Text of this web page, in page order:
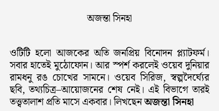
অজন্তা সিনহা
ওটিটি হলো আজকের অতি জনপ্রিয় বিনোদন প্ল্যাটফর্ম।
সবার হাতেই মুঠোফোন। আর স্পর্শ করলেই ওয়েব দুনিয়ার
রামধনু রঙ চোখের সামনে। ওয়েব সিরিজ, স্বল্পদৈর্ঘ্যের
ছবি, তথ্যচিত্র–আয়োজনের শেষ নেই। এই বিভাগে তারই
তত্ত্বতালাশ প্রতি মাসে একবার। লিখছেনঅজন্তা সিনহা